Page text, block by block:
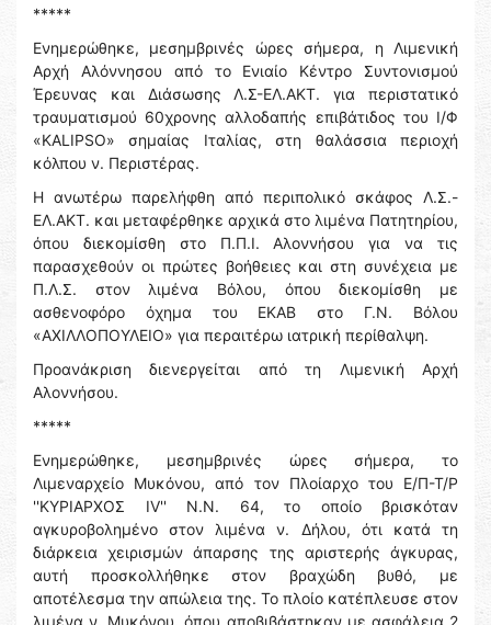
*****
Ενημερώθηκε, μεσημβρινές ώρες σήμερα, η Λιμενική
Αρχή Αλόννησου από το Ενιαίο Κέντρο Συντονισμού
Έρευνας και Διάσωσης Λ.Σ-ΕΛ.ΑΚΤ. για περιστατικό
τραυματισμού 60χρονης αλλοδαπής επιβάτιδος του Ι/Φ
«KALIPSO» σημαίας Ιταλίας, στη θαλάσσια περιοχή
κόλπου ν. Περιστέρας.
Η ανωτέρω παρελήφθη από περιπολικό σκάφος Λ.Σ.-
ΕΛ.ΑΚΤ. και μεταφέρθηκε αρχικά στο λιμένα Πατητηρίου,
όπου διεκομίσθη στο Π.Π.Ι. Αλοννήσου για να τις
παρασχεθούν οι πρώτες βοήθειες και στη συνέχεια με
Π.Λ.Σ. στον λιμένα Βόλου, όπου διεκομίσθη με
ασθενοφόρο όχημα του ΕΚΑΒ στο Γ.Ν. Βόλου
«ΑΧΙΛΛΟΠΟΥΛΕΙΟ» για περαιτέρω ιατρική περίθαλψη.
Προανάκριση διενεργείται από τη Λιμενική Αρχή
Αλοννήσου.
*****
Ενημερώθηκε, μεσημβρινές ώρες σήμερα, το
Λιμεναρχείο Μυκόνου, από τον Πλοίαρχο του Ε/Π-Τ/Ρ
''ΚΥΡΙΑΡΧΟΣ IV'' Ν.Ν. 64, το οποίο βρισκόταν
αγκυροβολημένο στον λιμένα ν. Δήλου, ότι κατά τη
διάρκεια χειρισμών άπαρσης της αριστερής άγκυρας,
αυτή προσκολλήθηκε στον βραχώδη βυθό, με
αποτέλεσμα την απώλεια της. Το πλοίο κατέπλευσε στον